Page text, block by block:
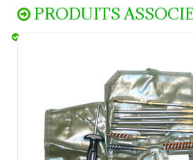
PRODUITS
Trousse de nettoyage